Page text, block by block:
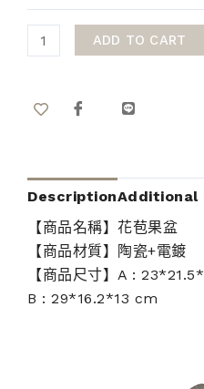
ADD TO CART
DescriptionAdditional
【商品名稱】花苞果盆
【商品材質】陶瓷+電鍍
【商品尺寸】A :
B : 29*16.2*13 cm